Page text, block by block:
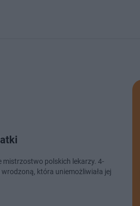
mistrzostwo polskich lekarzy. 4-
która uniemożliwiała jej